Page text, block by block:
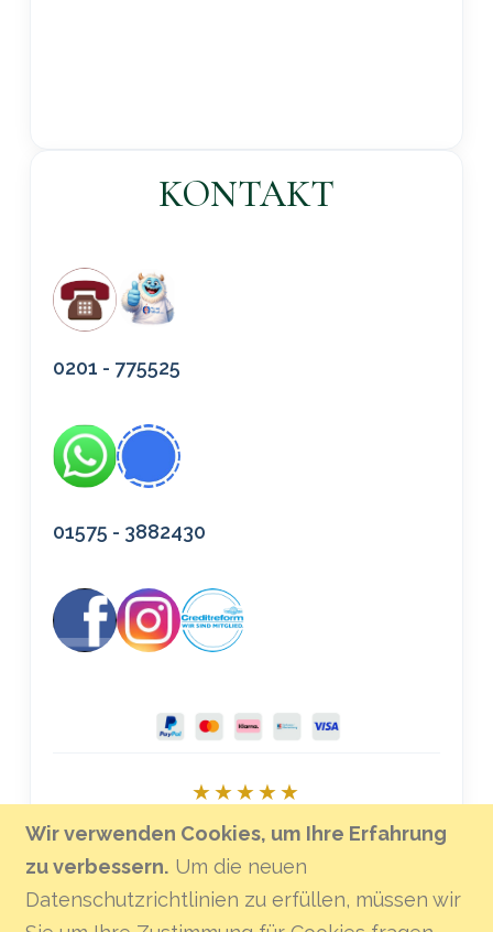
Wir verwenden Cookies, um Ihre Erfahrung
zu verbessern. Um die neuen
Datenschutzrichtlinien zu erfüllen, müssen wir
KONTAKT
0201 - 775525
01575 - 3882430
★★★★★
Bei Google bewerten